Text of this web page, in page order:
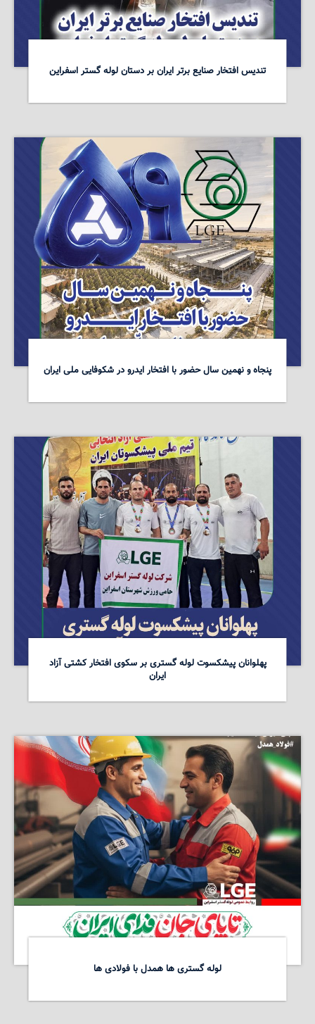
تندیس افتخار صنایع برتر ایران بر دستان لوله گستر اسفراین
پنجاه و نهمین سال حضور با افتخار ایدرو در شکوفایی ملی ایران
پهلوانان پیشکسوت لوله گستری بر سکوی افتخار کشتی آزاد
ایران
لوله گستری ها همدل با فولادی ها